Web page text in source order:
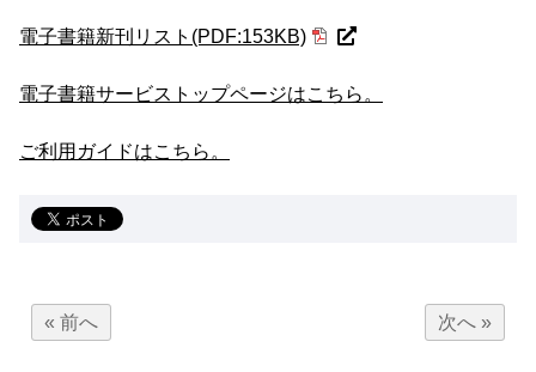
電子書籍新刊リスト(PDF:153KB)
電子書籍サービストップページはこちら。
ご利用ガイドはこちら。
« 前へ 次へ »